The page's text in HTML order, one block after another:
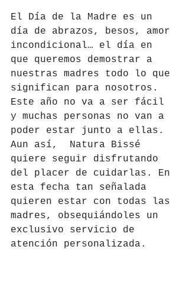
El Día de la Madre es un
día de abrazos, besos, amor
incondicional… el día en
que queremos demostrar a
nuestras madres todo lo que
significan para nosotros.
Este año no va a ser fácil
y muchas personas no van a
poder estar junto a ellas.
Aun así,  Natura Bissé
quiere seguir disfrutando
del placer de cuidarlas. En
esta fecha tan señalada
quieren estar con todas las
madres, obsequiándoles un
exclusivo servicio de
atención personalizada.